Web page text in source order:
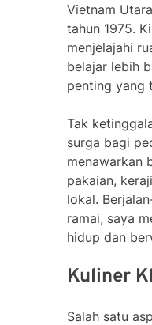
Vietnam
tahun 1975.
menjelajahi
belajar lebih
penting yang
Tak
surga bagi
menawarkan
pakaian,
lokal.
ramai, saya
hidup dan
Kuliner
Salah satu